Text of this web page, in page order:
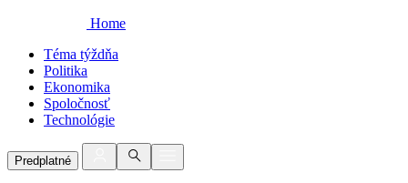
Home
Téma týždňa
Politika
Ekonomika
Spoločnosť
Technológie
Predplatné